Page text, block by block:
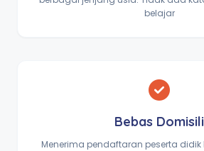
belajar
Bebas Domisili
Menerima pendaftaran peserta didik